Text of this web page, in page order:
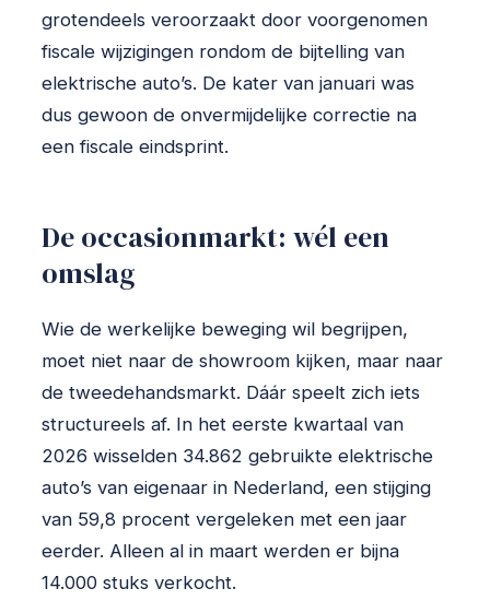
grotendeels veroorzaakt door voorgenomen
fiscale wijzigingen rondom de bijtelling van
elektrische auto’s. De kater van januari was
dus gewoon de onvermijdelijke correctie na
een fiscale eindsprint.
De occasionmarkt: wél een
omslag
Wie de werkelijke beweging wil begrijpen,
moet niet naar de showroom kijken, maar naar
de tweedehandsmarkt. Dáár speelt zich iets
structureels af. In het eerste kwartaal van
2026 wisselden 34.862 gebruikte elektrische
auto’s van eigenaar in Nederland, een stijging
van 59,8 procent vergeleken met een jaar
eerder. Alleen al in maart werden er bijna
14.000 stuks verkocht.